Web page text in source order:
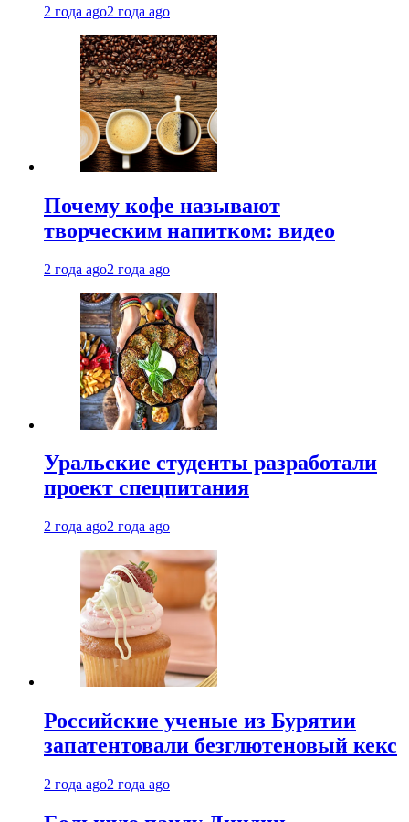
2 года ago2 года ago
Почему кофе называют
творческим напитком: видео
2 года ago2 года ago
Уральские студенты разработали
проект спецпитания
2 года ago2 года ago
Российские ученые из Бурятии
запатентовали безглютеновый кекс
2 года ago2 года ago